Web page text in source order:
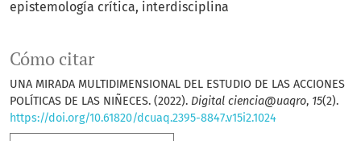
epistemología crítica interdisciplina
Cómo citar
UNA MIRADA MULTIDIMENSIONAL DEL ESTUDIO DE LAS ACCIONES
POLÍTICAS DE LAS NIÑECES. (2022). Digital ciencia@uaqro, 15(2).
https://doi.org/10.61820/dcuaq.2395-8847.v15i2.1024